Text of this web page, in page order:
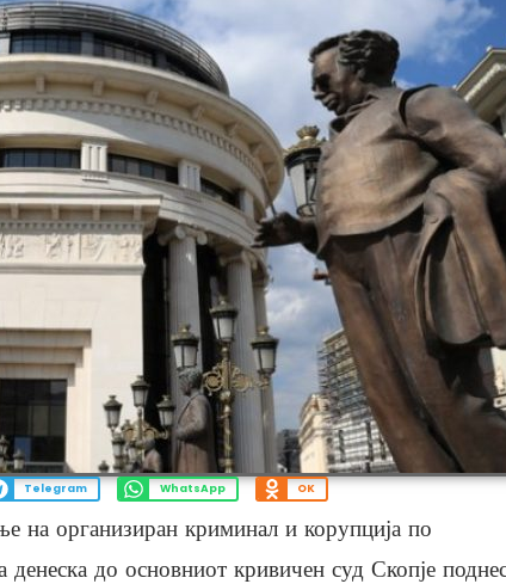
Telegram WhatsApp OK
на организиран криминал и корупција по
денеска до основниот кривичен суд Скопје